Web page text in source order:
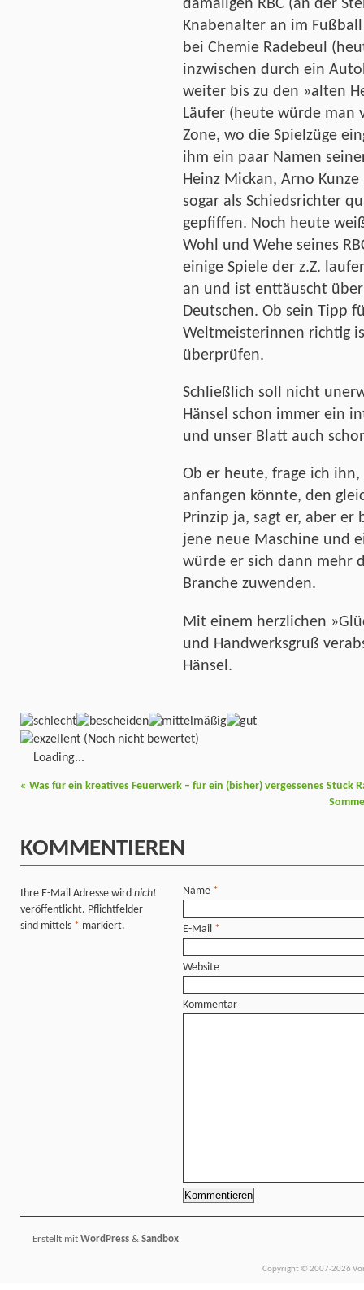
damaligen RBC (an der
Knabenalter an im
bei Chemie Radebeul
inzwischen durch ein
weiter bis zu den »alten
Läufer (heute würde man
Zone, wo die Spielzüge
ihm ein paar Namen
Heinz Mickan, Arno
sogar als Schiedsrichter
gepfiffen. Noch heute
Wohl und Wehe seines
einige Spiele der z.Z.
an und ist enttäuscht
Deutschen. Ob sein Tipp
Weltmeisterinnen richtig
überprüfen.
Schließlich soll nicht
Hänsel schon immer ein
und unser Blatt auch
Ob er heute, frage ich
anfangen könnte, den
Prinzip ja, sagt er, aber er
jene neue Maschine und
würde er sich dann mehr
Branche zuwenden.
Mit einem herzlichen
und Handwerksgruß
Hänsel.
(Noch nicht bewertet)
Loading...
« Was für ein kreatives Feuerwerk – für ein (bisher) vergessenes Stück
KOMMENTIEREN
Ihre E-Mail Adresse wird nicht
veröffentlicht. Pflichtfelder
sind mittels * markiert.
Name *
E-Mail *
Website
Kommentar
Erstellt mit WordPress & Sandbox
Copyright © 2007-2026